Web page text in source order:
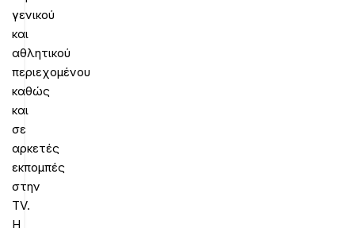
γενικού
και
αθλητικού
περιεχομένου
καθώς
και
σε
αρκετές
εκπομπές
στην
TV.
H